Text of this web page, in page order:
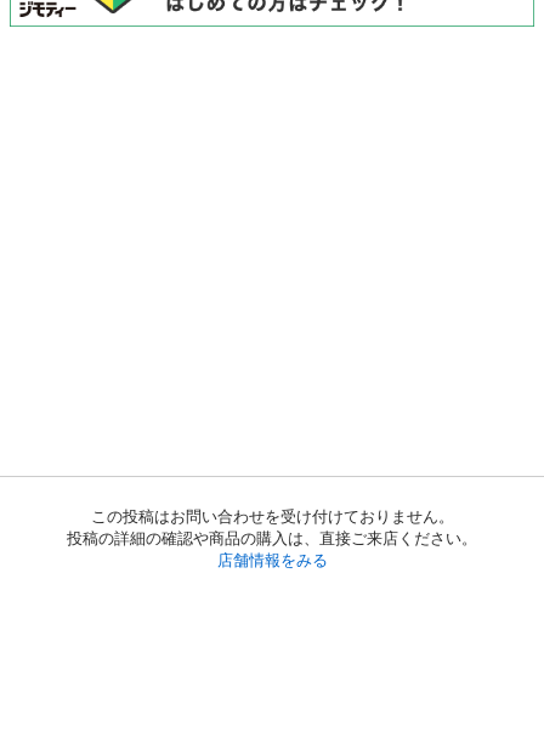
この投稿はお問い合わせを受け付けておりません。
投稿の詳細の確認や商品の購入は、直接ご来店ください。
店舗情報をみる